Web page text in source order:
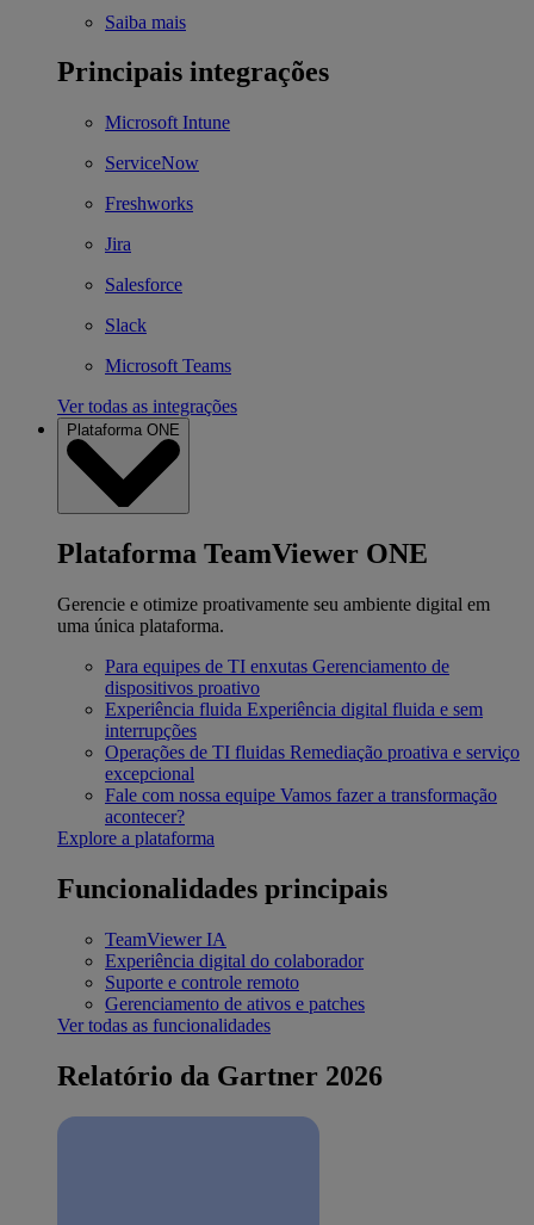
Saiba mais
Principais integrações
Microsoft Intune
ServiceNow
Freshworks
Jira
Salesforce
Slack
Microsoft Teams
Ver todas as integrações
Plataforma ONE
Plataforma TeamViewer ONE
Gerencie e otimize proativamente seu ambiente digital em
uma única plataforma.
Para equipes de TI enxutas Gerenciamento de
dispositivos proativo
Experiência fluida Experiência digital fluida e sem
interrupções
Operações de TI fluidas Remediação proativa e serviço
excepcional
Fale com nossa equipe Vamos fazer a transformação
acontecer?
Explore a plataforma
Funcionalidades principais
TeamViewer IA
Experiência digital do colaborador
Suporte e controle remoto
Gerenciamento de ativos e patches
Ver todas as funcionalidades
Relatório da Gartner 2026